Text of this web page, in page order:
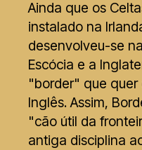
Ainda que os
instalado na
desenvolveu-se
Escócia e a
"border" que quer
Inglês. Assim,
"cão útil da
antiga disciplina